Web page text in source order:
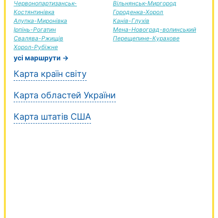
Червонопартизанськ-
Костянтинівка
Алупка-Миронівка
Ірпінь-Рогатин
Свалява-Ржищів
Хорол-Рубіжне
Вільнянськ-Миргород
Городенка-Хорол
Канів-Глухів
Мена-Новоград-волинський
Перещепине-Курахове
усі маршрути →
Карта країн світу
Карта областей України
Карта штатів США